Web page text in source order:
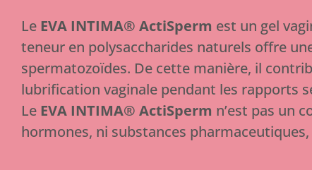
Le EVA INTIMA® ActiSperm est un gel
teneur en polysaccharides naturels offre
spermatozoïdes. De cette manière, il
lubrification vaginale pendant les rapports
Le EVA INTIMA® ActiSperm n’est pas un
hormones, ni substances